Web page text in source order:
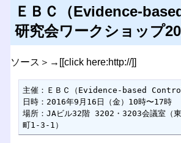
ＥＢＣ（Evidence-
研究会ワークショップ
ソース＞→[[click here:http://]]
主催：ＥＢＣ（Evidence-based
日時：2016年9月16日（金）10時〜17時
場所：JAビル32階 3202・3203会議室（
町1-3-1）